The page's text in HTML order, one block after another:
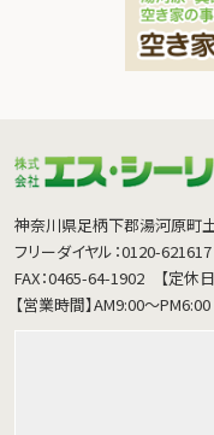
神奈川県足柄下郡湯河原町
フリーダイヤル：0120-621617
FAX：0465-64-1902
【定休
【営業時間】AM9:00～PM6:00